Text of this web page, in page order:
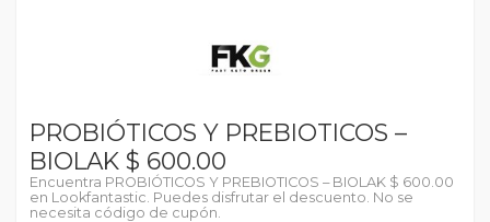
PROBIÓTICOS Y PREBIOTICOS –
BIOLAK $ 600.00
Encuentra PROBIÓTICOS Y PREBIOTICOS – BIOLAK $ 600.00
en Lookfantastic. Puedes disfrutar el descuento. No se
necesita código de cupón.